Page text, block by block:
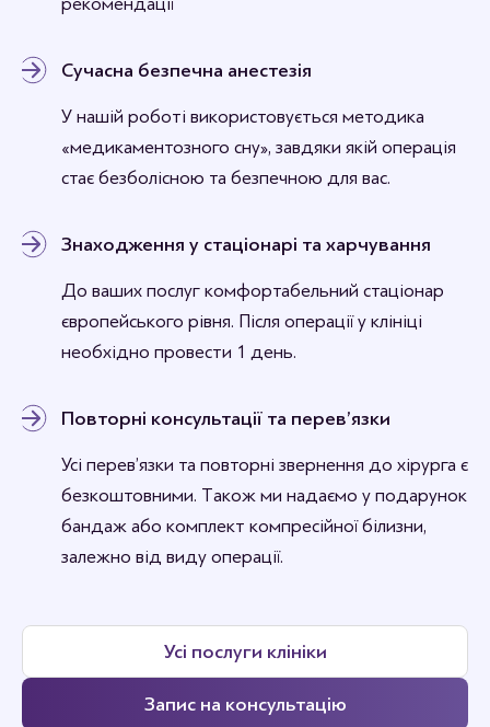
Сучасна безпечна анестезія
У нашій роботі використовується методика
«медикаментозного сну», завдяки якій операція
стає безболісною та безпечною для вас.
Знаходження у стаціонарі та харчування
До ваших послуг комфортабельний стаціонар
європейського рівня. Після операції у клініці
необхідно провести 1 день.
Повторні консультації та перев’язки
Усі перев’язки та повторні звернення до хірурга є
безкоштовними. Також ми надаємо у подарунок
бандаж або комплект компресійної білизни,
залежно від виду операції.
Усі послуги клініки
Запис на консультацію